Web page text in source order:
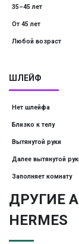
35–45 лет
От 45 лет
Любой возраст
ШЛЕЙФ
Нет шлейфа
Близко к телу
Вытянутой руки
Далее вытянутой
Заполняет комнату
ДРУГИЕ
HERMES